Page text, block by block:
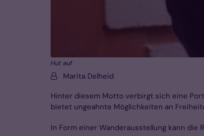
Hut auf
Von:Marita Delheid
Hinter diesem Motto verbirgt sich eine
bietet ungeahnte Möglichkeiten an
In Form einer Wanderausstellung kann